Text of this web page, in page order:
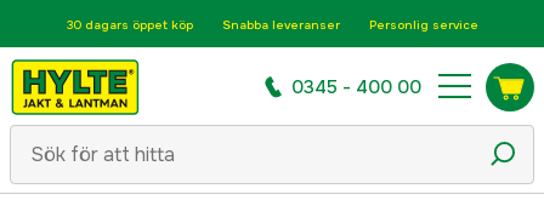
30 dagars öppet köp Snabba leveranser Personlig service
0345 - 400 00